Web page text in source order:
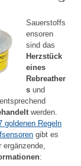
Sauerstoffs
ensoren
sind das
Herzstück
eines
Rebreather
s und
werden.
goldenen Regeln
gibt es
ergänzende,
: